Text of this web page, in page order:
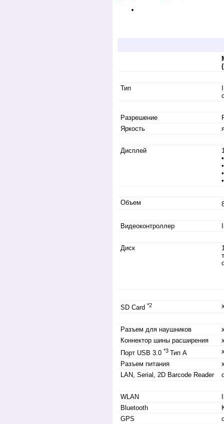
Тип
Разрешение
Яркость
Дисплей
Объем
Видеоконтроллер
Диск
SD Card *2
Разъем для наушников
Коннектор шины расширения
Порт USB 3.0 *3 Тип A
Разъем питания
LAN, Serial, 2D Barcode Reader
WLAN
Bluetooth
GPS